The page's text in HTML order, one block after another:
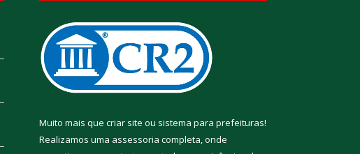
Muito mais que criar site ou sistema para prefeituras!
Realizamos uma assessoria completa, onde